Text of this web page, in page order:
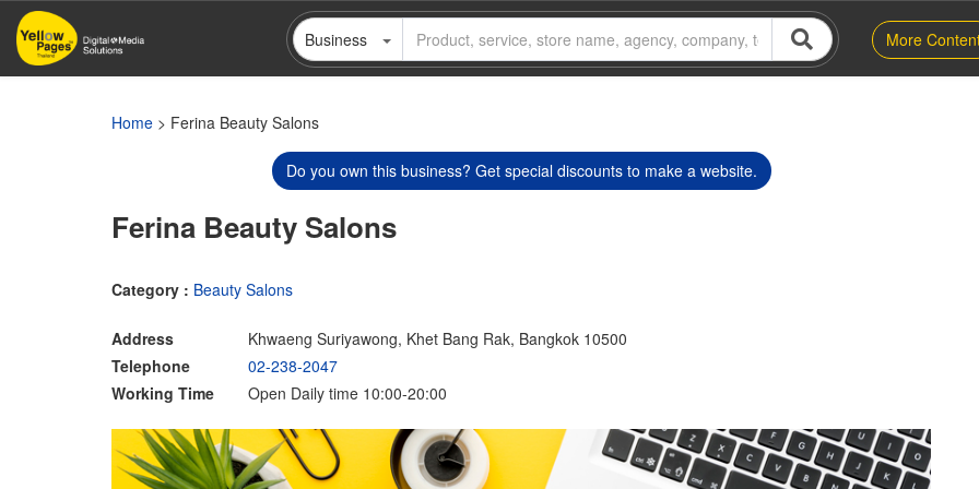
Skip
main
Business More
Home > Ferina Beauty Salons
Do you own this business? Get special discounts to make a website.
Ferina Beauty Salons
Category : Beauty Salons
Address
Khwaeng Suriyawong, Khet Bang Rak, Bangkok 10500
Telephone
02-238-2047
Working Time
Open Daily time 10:00-20:00